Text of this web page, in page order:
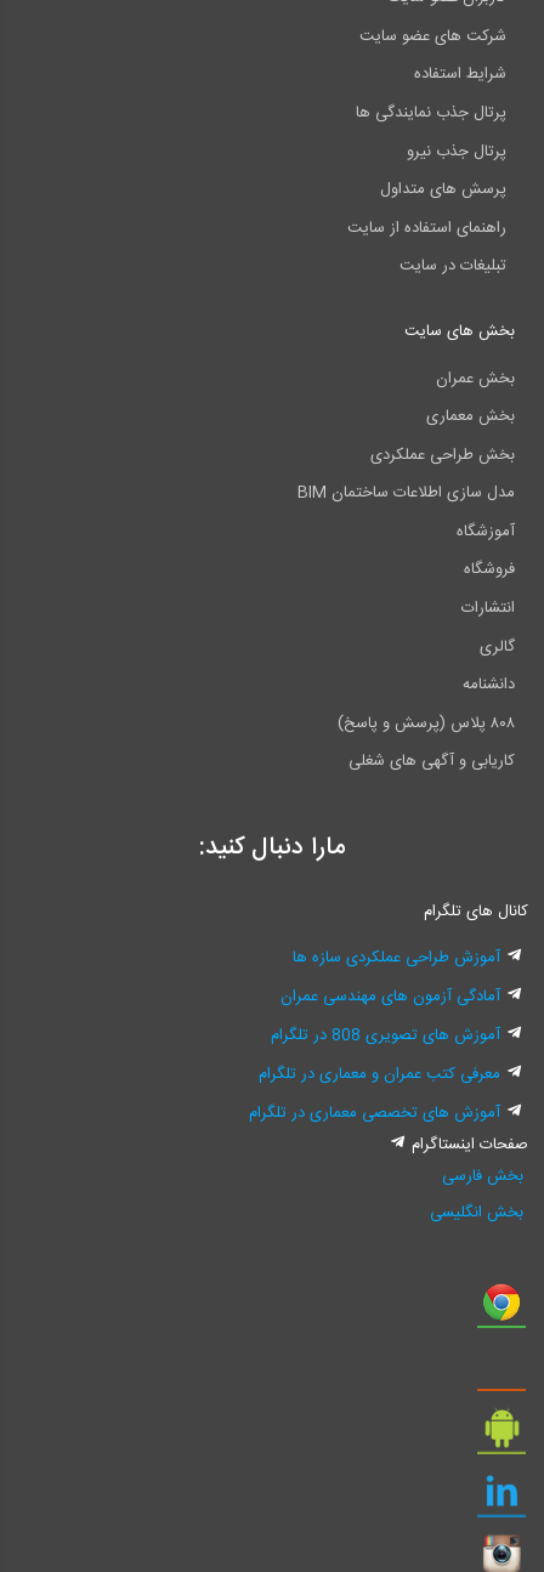
شرکت های عضو سایت
شرایط استفاده
پرتال جذب نمایندگی ها
پرتال جذب نیرو
پرسش های متداول
راهنمای استفاده از سایت
تبلیغات در سایت
بخش های سایت
بخش عمران
بخش معماری
بخش طراحی عملکردی
مدل سازی اطلاعات ساختمان BIM
آموزشگاه
فروشگاه
انتشارات
گالری
دانشنامه
۸۰۸ پلاس (پرسش و پاسخ)
کاریابی و آگهی های شغلی
مارا دنبال کنید:
کانال های تلگرام
آموزش طراحی عملکردی سازه ها
آمادگی آزمون های مهندسی عمران
آموزش های تصویری 808 در تلگرام
معرفی کتب عمران و معماری در تلگرام
آموزش های تخصصی معماری در تلگرام
صفحات اینستاگرام
بخش فارسی
بخش انگلیسی